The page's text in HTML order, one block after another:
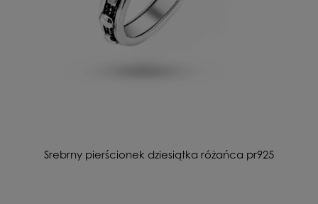
Srebrny pierścionek dziesiątka różańca pr925